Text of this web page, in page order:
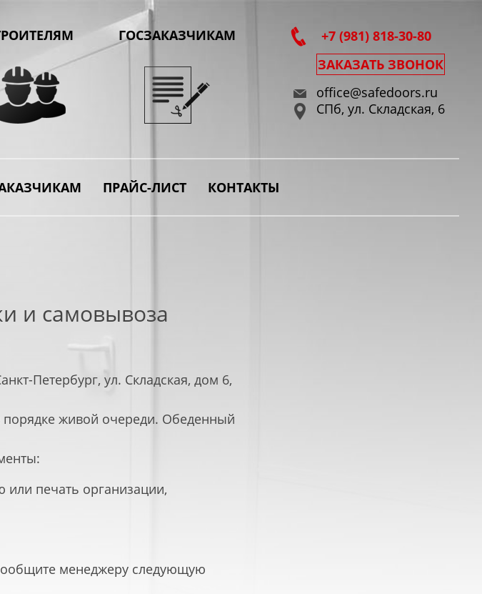
ГОСЗАКАЗЧИКАМ
+7 (981) 818-30-80
ЗАКАЗАТЬ ЗВОНОК
office@safedoors.ru
СПб, ул. Складская, 6
ПРАЙС-ЛИСТ КОНТАКТЫ
ПРОТИВОПОЖАРНЫЕ
ПРОТИВОПОЖАРНЫЕ
и самовывоза
Петербург, ул. Складская, дом 6,
живой очереди. Обеденный
или печать организации,
менеджеру следующую